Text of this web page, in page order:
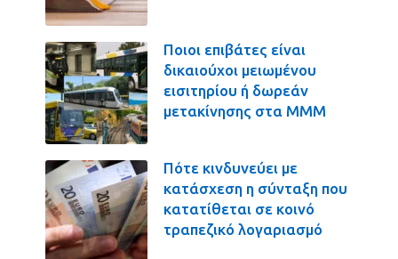
Ποιοι επιβάτες είναι
δικαιούχοι μειωμένου
εισιτηρίου ή δωρεάν
μετακίνησης στα ΜΜΜ
Πότε κινδυνεύει με
κατάσχεση η σύνταξη που
κατατίθεται σε κοινό
τραπεζικό λογαριασμό